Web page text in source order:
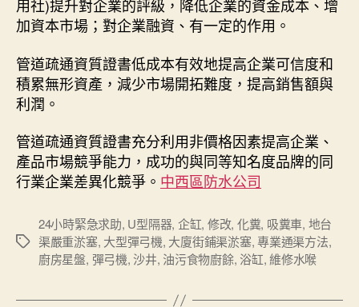
用社)提升對企業的評級，降低企業的資金成本、增
加資本市場；對企業融資、有一定的作用。
管道疏通資質證書低成本有效地提高企業可信度和
積累無形資產，減少市場開拓難度，提高銷售額與
利潤。
管道疏通資質證書充分利用非價格因素提高企業、
產品市場競爭能力，成功的與同等知名度品牌的同
行業企業差異化競爭。 中西區防水公司
Tags
24小時緊急求助, U型隔器, 企缸, 修改, 化糞, 吸糞車, 地台
渠嚴重淤塞, 大型彈弓機, 大廈街鋪渠淤塞,專業通渠方法,
廚房星盤, 彈弓機,沙井, 油污食物廚餘, 浴缸,維修水喉